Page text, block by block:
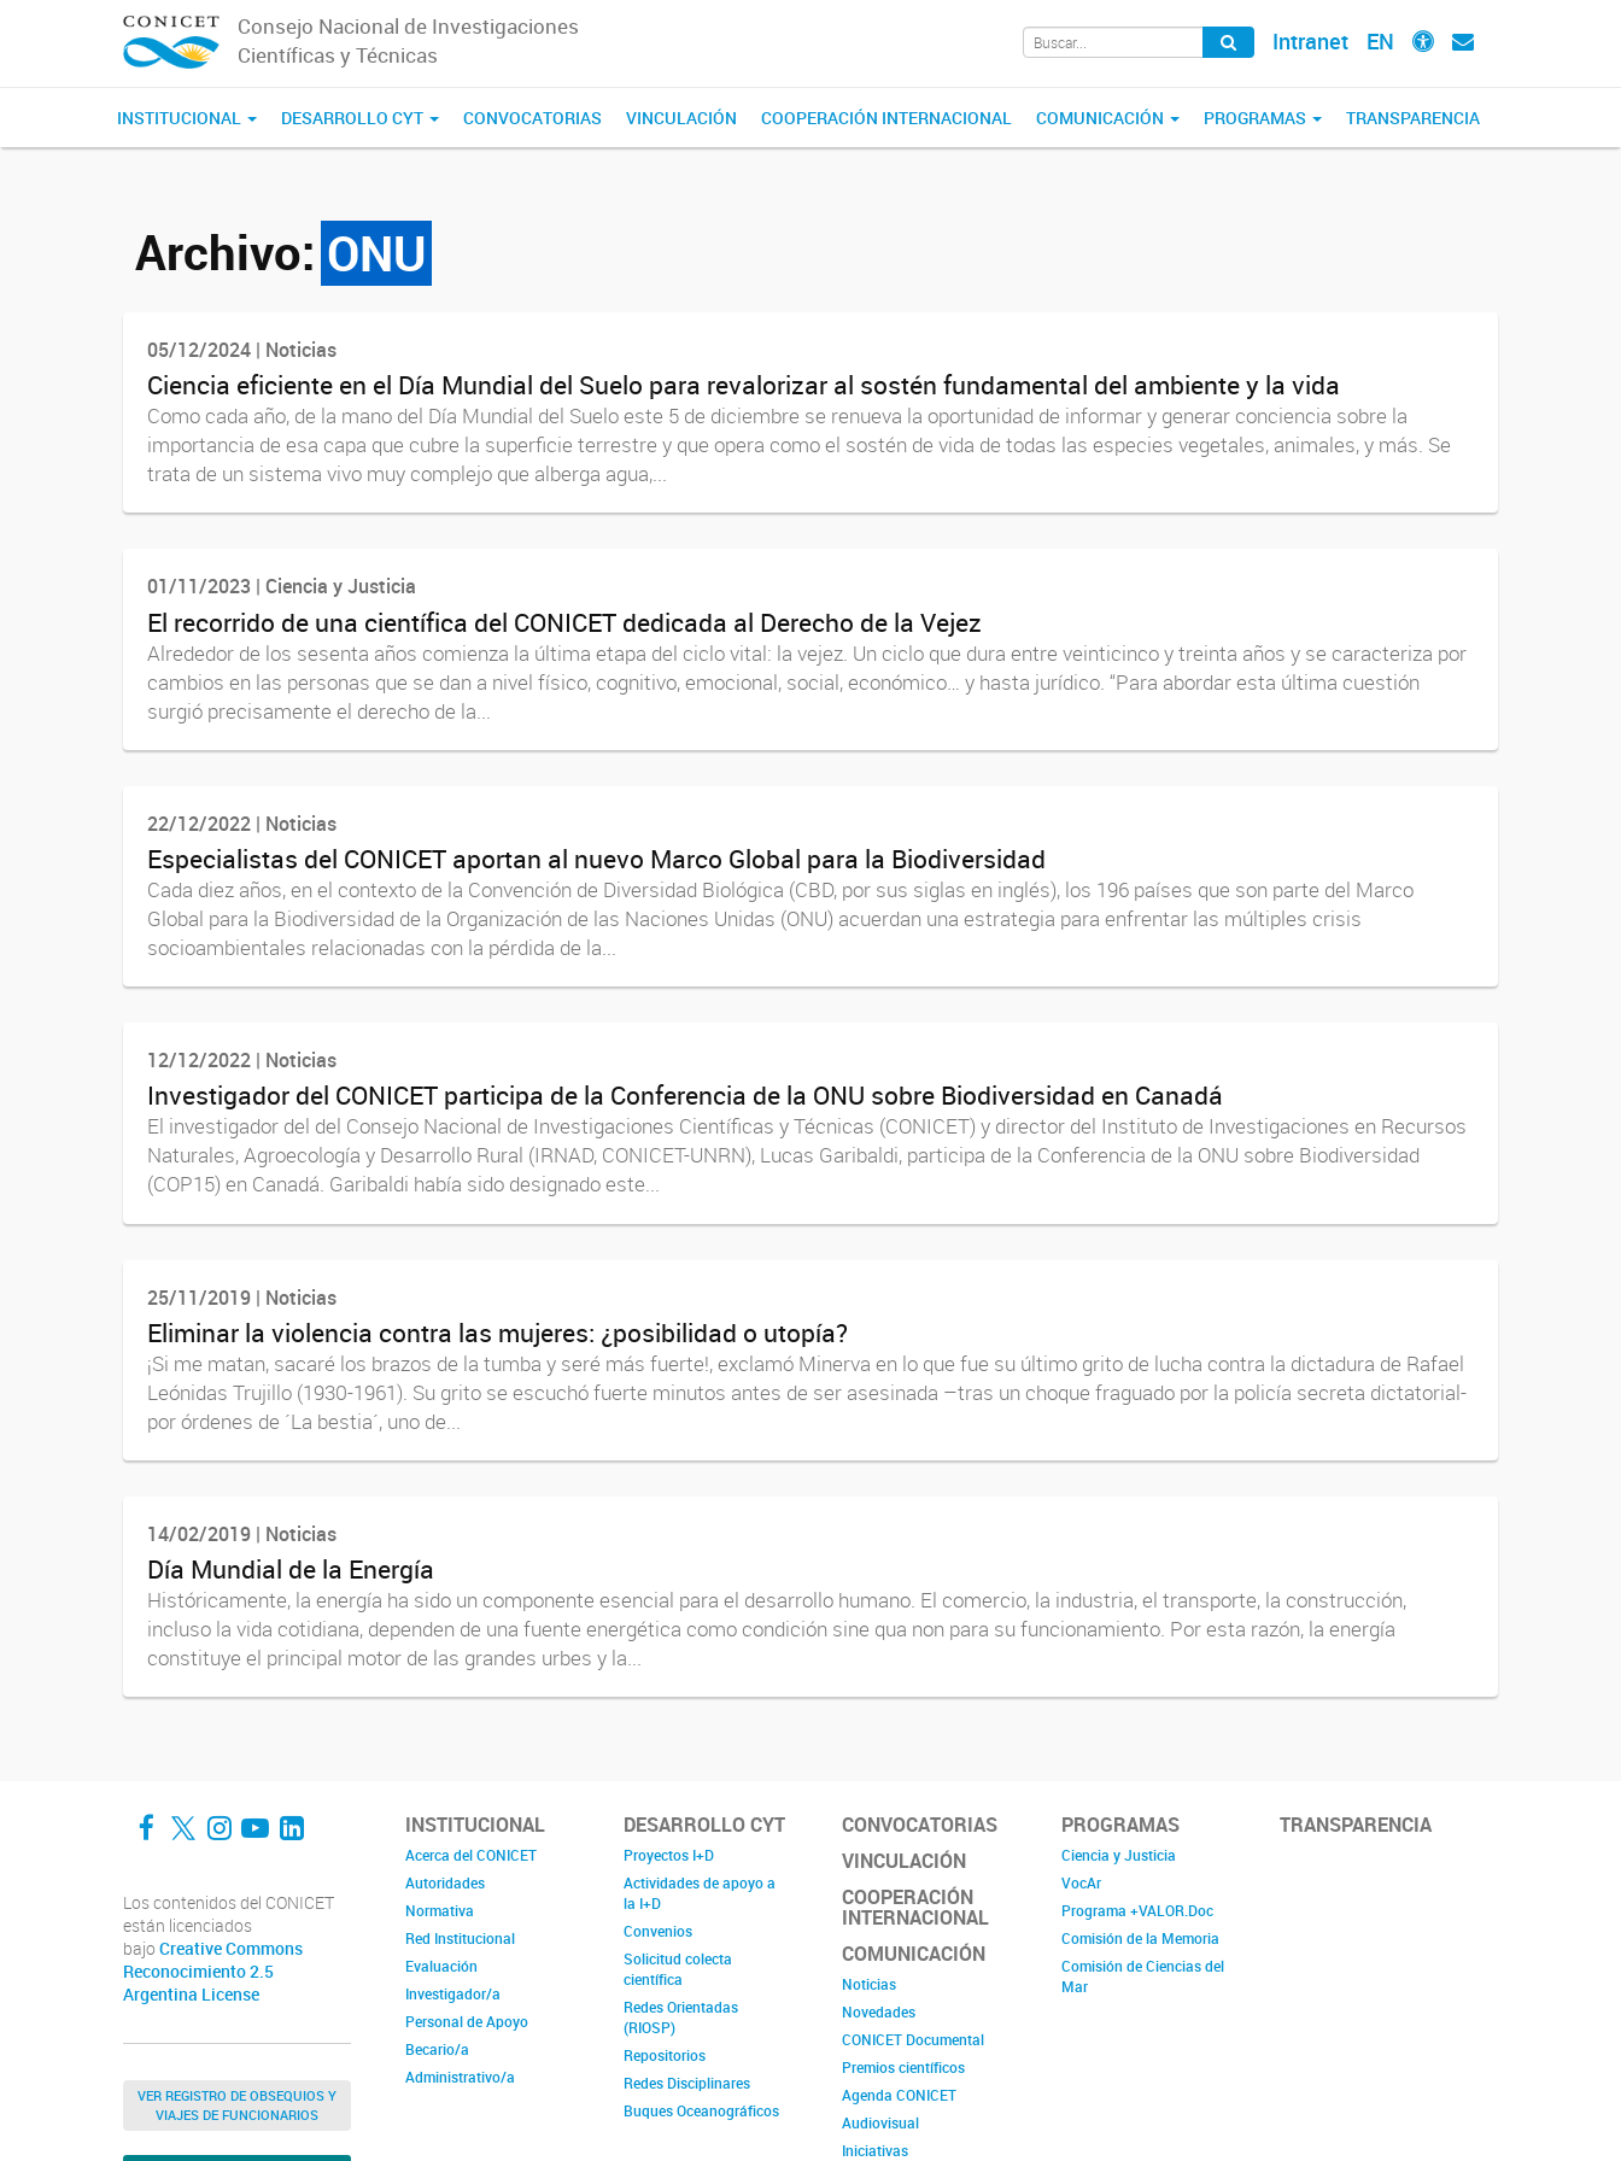
Consejo Nacional de Investigaciones
Científicas y Técnicas
Intranet EN
INSTITUCIONAL DESARROLLO CYT CONVOCATORIAS VINCULACIÓN COOPERACIÓN INTERNACIONAL COMUNICACIÓN PROGRAMAS TRANSPARENCIA
Archivo: ONU
05/12/2024 | Noticias
Ciencia eficiente en el Día Mundial del Suelo para revalorizar al sostén fundamental del ambiente y la vida
Como cada año, de la mano del Día Mundial del Suelo este 5 de diciembre se renueva la oportunidad de informar y generar conciencia sobre la
importancia de esa capa que cubre la superficie terrestre y que opera como el sostén de vida de todas las especies vegetales, animales, y más. Se
trata de un sistema vivo muy complejo que alberga agua,...
01/11/2023 | Ciencia y Justicia
El recorrido de una científica del CONICET dedicada al Derecho de la Vejez
Alrededor de los sesenta años comienza la última etapa del ciclo vital: la vejez. Un ciclo que dura entre veinticinco y treinta años y se caracteriza por
cambios en las personas que se dan a nivel físico, cognitivo, emocional, social, económico… y hasta jurídico. “Para abordar esta última cuestión
surgió precisamente el derecho de la...
22/12/2022 | Noticias
Especialistas del CONICET aportan al nuevo Marco Global para la Biodiversidad
Cada diez años, en el contexto de la Convención de Diversidad Biológica (CBD, por sus siglas en inglés), los 196 países que son parte del Marco
Global para la Biodiversidad de la Organización de las Naciones Unidas (ONU) acuerdan una estrategia para enfrentar las múltiples crisis
socioambientales relacionadas con la pérdida de la...
12/12/2022 | Noticias
Investigador del CONICET participa de la Conferencia de la ONU sobre Biodiversidad en Canadá
El investigador del del Consejo Nacional de Investigaciones Científicas y Técnicas (CONICET) y director del Instituto de Investigaciones en Recursos
Naturales, Agroecología y Desarrollo Rural (IRNAD, CONICET-UNRN), Lucas Garibaldi, participa de la Conferencia de la ONU sobre Biodiversidad
(COP15) en Canadá. Garibaldi había sido designado este...
25/11/2019 | Noticias
Eliminar la violencia contra las mujeres: ¿posibilidad o utopía?
¡Si me matan, sacaré los brazos de la tumba y seré más fuerte!, exclamó Minerva en lo que fue su último grito de lucha contra la dictadura de Rafael
Leónidas Trujillo (1930-1961). Su grito se escuchó fuerte minutos antes de ser asesinada –tras un choque fraguado por la policía secreta dictatorial-
por órdenes de ´La bestia´, uno de...
14/02/2019 | Noticias
Día Mundial de la Energía
Históricamente, la energía ha sido un componente esencial para el desarrollo humano. El comercio, la industria, el transporte, la construcción,
incluso la vida cotidiana, dependen de una fuente energética como condición sine qua non para su funcionamiento. Por esta razón, la energía
constituye el principal motor de las grandes urbes y la...
Facebook
Twitter
Instagram
YouTube
LinkedIn
Los contenidos del CONICET
están licenciados
bajo Creative Commons
Reconocimiento 2.5
Argentina License
VER REGISTRO DE OBSEQUIOS Y
VIAJES DE FUNCIONARIOS
INSTITUCIONAL
Acerca del CONICET
Autoridades
Normativa
Red Institucional
Evaluación
Investigador/a
Personal de Apoyo
Becario/a
Administrativo/a
DESARROLLO CYT
Proyectos I+D
Actividades de apoyo a
la I+D
Convenios
Solicitud colecta
científica
Redes Orientadas
(RIOSP)
Repositorios
Redes Disciplinares
Buques Oceanográficos
CONVOCATORIAS
VINCULACIÓN
COOPERACIÓN
INTERNACIONAL
COMUNICACIÓN
Noticias
Novedades
CONICET Documental
Premios científicos
Agenda CONICET
Audiovisual
Iniciativas
PROGRAMAS
Ciencia y Justicia
VocAr
Programa +VALOR.Doc
Comisión de la Memoria
Comisión de Ciencias del
Mar
TRANSPARENCIA